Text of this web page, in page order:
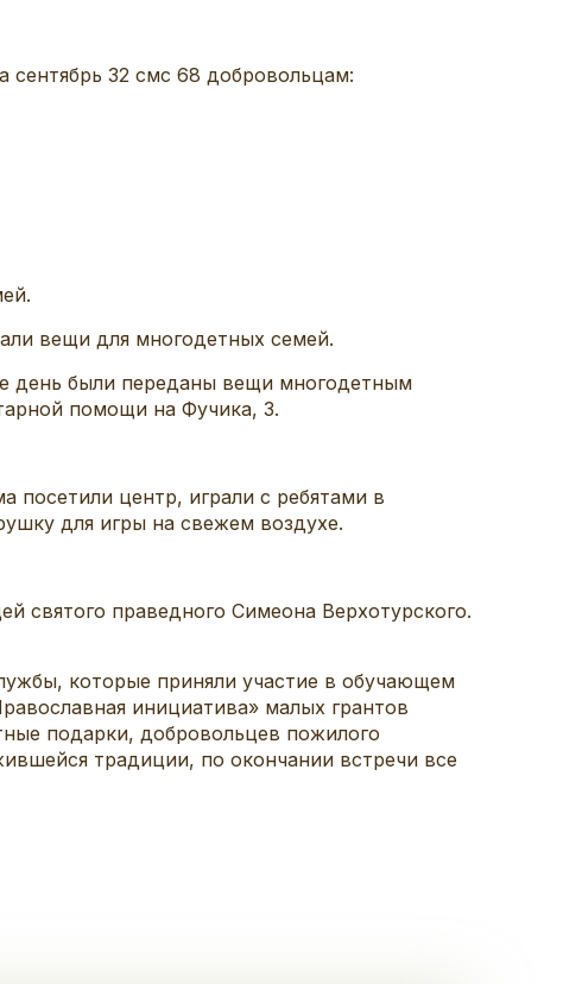
32 смс 68 добровольцам:
вещи для многодетных семей.
день были переданы вещи многодетным
помощи на Фучика, 3.
посетили центр, играли с ребятами в
для игры на свежем воздухе.
святого праведного Симеона Верхотурского.
которые приняли участие в обучающем
инициатива» малых грантов
подарки, добровольцев пожилого
традиции, по окончании встречи все